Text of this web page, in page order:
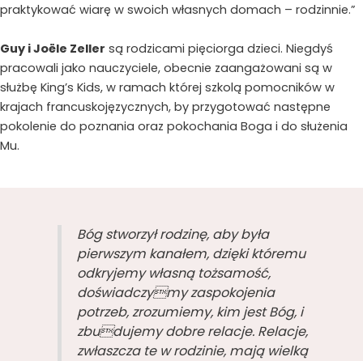
praktykować wiarę w swoich własnych domach – rodzinnie.”
Guy i Joële Zeller są rodzicami pięciorga dzieci. Niegdyś
pracowali jako nauczyciele, obecnie zaangażowani są w
służbę King’s Kids, w ramach której szkolą pomocników w
krajach francuskojęzycznych, by przygotować następne
pokolenie do poznania oraz pokochania Boga i do służenia
Mu.
Bóg stworzył rodzinę, aby była
pierwszym kanałem, dzięki któremu
odkryjemy własną tożsamość,
doświadczymy zaspokojenia
potrzeb, zrozumiemy, kim jest Bóg, i
zbudujemy dobre relacje. Relacje,
zwłaszcza te w rodzinie, mają wielką